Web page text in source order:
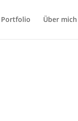
Portfolio Über mich